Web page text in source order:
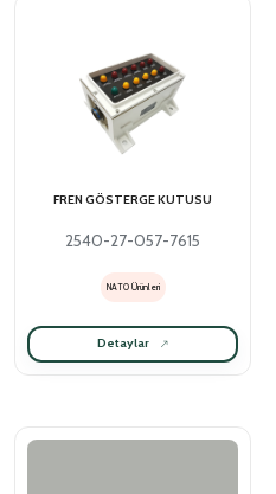
FREN GÖSTERGE KUTUSU
2540-27-057-7615
NATO Ürünleri
Detaylar